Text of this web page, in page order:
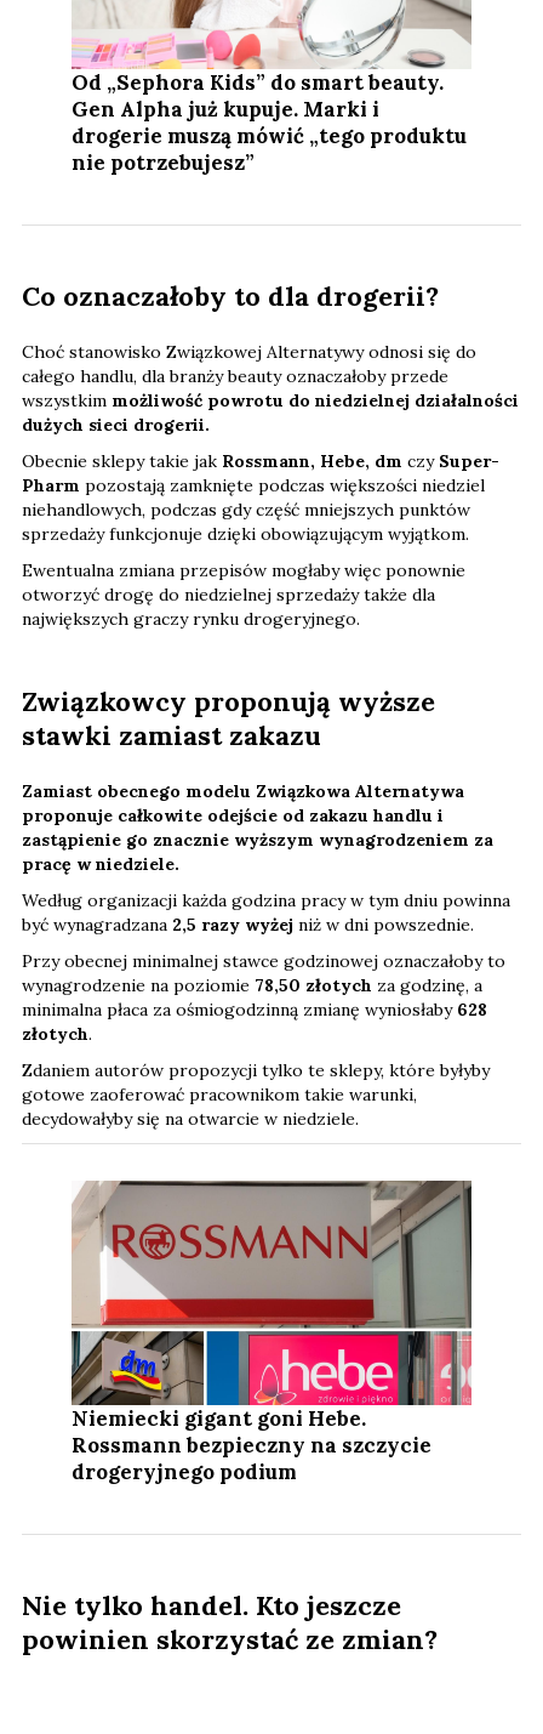
Od „Sephora Kids” do smart beauty.
Gen Alpha już kupuje. Marki i
drogerie muszą mówić „tego produktu
nie potrzebujesz”
Co oznaczałoby to dla drogerii?
Choć stanowisko Związkowej Alternatywy odnosi się do
całego handlu, dla branży beauty oznaczałoby przede
wszystkim możliwość powrotu do niedzielnej działalności
dużych sieci drogerii.
Obecnie sklepy takie jak Rossmann, Hebe, dm czy Super-
Pharm pozostają zamknięte podczas większości niedziel
niehandlowych, podczas gdy część mniejszych punktów
sprzedaży funkcjonuje dzięki obowiązującym wyjątkom.
Ewentualna zmiana przepisów mogłaby więc ponownie
otworzyć drogę do niedzielnej sprzedaży także dla
największych graczy rynku drogeryjnego.
Związkowcy proponują wyższe
stawki zamiast zakazu
Zamiast obecnego modelu Związkowa Alternatywa
proponuje całkowite odejście od zakazu handlu i
zastąpienie go znacznie wyższym wynagrodzeniem za
pracę w niedziele.
Według organizacji każda godzina pracy w tym dniu powinna
być wynagradzana 2,5 razy wyżej niż w dni powszednie.
Przy obecnej minimalnej stawce godzinowej oznaczałoby to
wynagrodzenie na poziomie 78,50 złotych za godzinę, a
minimalna płaca za ośmiogodzinną zmianę wyniosłaby 628
złotych.
Zdaniem autorów propozycji tylko te sklepy, które byłyby
gotowe zaoferować pracownikom takie warunki,
decydowałyby się na otwarcie w niedziele.
Niemiecki gigant goni Hebe.
Rossmann bezpieczny na szczycie
drogeryjnego podium
Nie tylko handel. Kto jeszcze
powinien skorzystać ze zmian?